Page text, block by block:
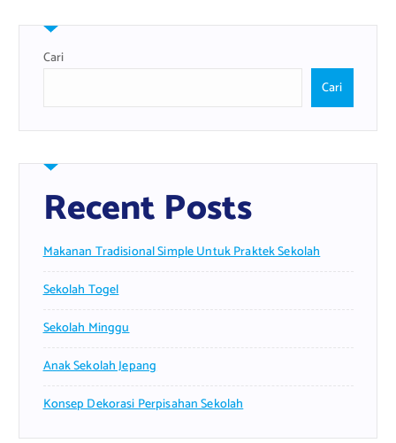
Cari
Cari
Recent Posts
Makanan Tradisional Simple Untuk Praktek Sekolah
Sekolah Togel
Sekolah Minggu
Anak Sekolah Jepang
Konsep Dekorasi Perpisahan Sekolah